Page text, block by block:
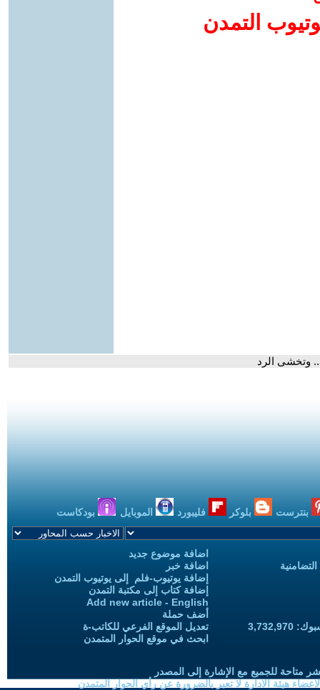
التمدن
وتخشى الرد
بنترست بلوكر فليبورد الموبايل بودكاست
اضافة موضوع جديد
اضافة خبر
إضافة يوتيوب-فلم إلى يوتيوب التمدن
إضافة كتاب إلى مكتبة التمدن
Add new article - English
أضف حملة
تعديل الموقع الفرعي للكاتب-ة
ابحث في موقع الحوار المتمدن
متاحة للجميع مع الإشارة إلى المصدر
هيئة الادارة لا تعبر بالضرورة عن رأي الحوار المتمدن